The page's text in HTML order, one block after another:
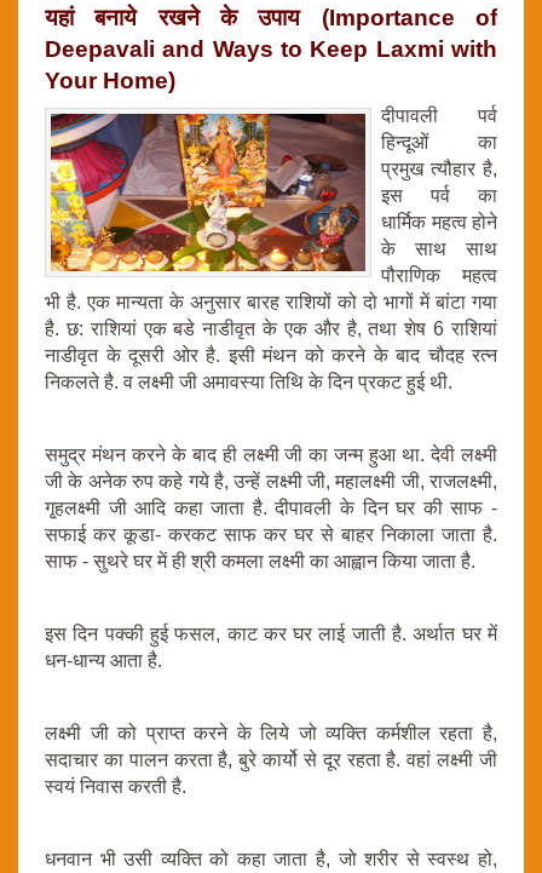
यहां बनाये रखने के उपाय (Importance of
Deepavali and Ways to Keep Laxmi with
Your Home)
दीपावली पर्व
हिन्दूओं का
प्रमुख त्यौहार है,
इस पर्व का
धार्मिक महत्व होने
के साथ साथ
पौराणिक महत्व
भी है. एक मान्यता के अनुसार बारह राशियों को दो भागों में बांटा गया
है. छ: राशियां एक बडे नाडीवृत के एक और है, तथा शेष 6 राशियां
नाडीवृत के दूसरी ओर है. इसी मंथन को करने के बाद चौदह रत्न
निकलते है. व लक्ष्मी जी अमावस्या तिथि के दिन प्रकट हुई थी.
समुद्र मंथन करने के बाद ही लक्ष्मी जी का जन्म हुआ था. देवी लक्ष्मी
जी के अनेक रुप कहे गये है, उन्हें लक्ष्मी जी, महालक्ष्मी जी, राजलक्ष्मी,
गृ्हलक्ष्मी जी आदि कहा जाता है. दीपावली के दिन घर की साफ -
सफाई कर कूडा- करकट साफ कर घर से बाहर निकाला जाता है.
साफ - सुथरे घर में ही श्री कमला लक्ष्मी का आह्वान किया जाता है.
इस दिन पक्की हुई फसल, काट कर घर लाई जाती है. अर्थात घर में
धन-धान्य आता है.
लक्ष्मी जी को प्राप्त करने के लिये जो व्यक्ति कर्मशील रहता है,
सदाचार का पालन करता है, बुरे कार्यो से दूर रहता है. वहां लक्ष्मी जी
स्वयं निवास करती है.
धनवान भी उसी व्यक्ति को कहा जाता है, जो शरीर से स्वस्थ हो,